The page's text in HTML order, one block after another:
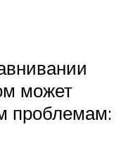
может
проблемам: